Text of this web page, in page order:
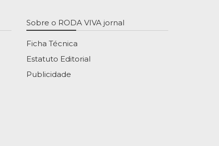
Sobre o RODA VIVA jornal
Ficha Técnica
Estatuto Editorial
Publicidade